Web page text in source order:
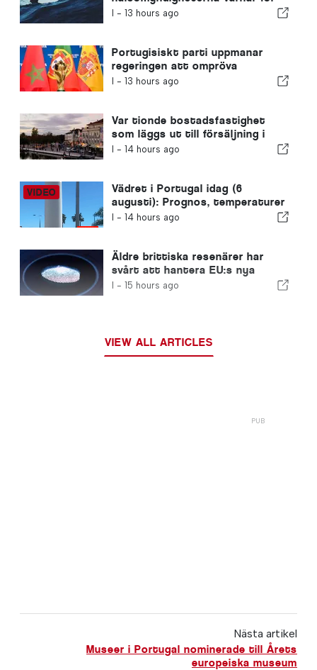
farorna med drunkning
I - 13 hours ago
Portugisiskt parti uppmanar
regeringen att ompröva
Marockos värdskap för VM 2030
I - 13 hours ago
Var tionde bostadsfastighet
som läggs ut till försäljning i
Portugal säljs på mindre än en
I - 14 hours ago
Vädret i Portugal idag (6
augusti): Prognos, temperaturer
och vad man kan förvänta sig
I - 14 hours ago
Äldre brittiska resenärer har
svårt att hantera EU:s nya
fingeravtryckskontroller
I - 15 hours ago
VIEW ALL ARTICLES
Nästa artikel
Museer i Portugal nominerade till Årets
europeiska museum